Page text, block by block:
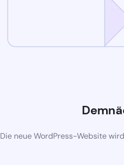
Die neue WordPress-Website